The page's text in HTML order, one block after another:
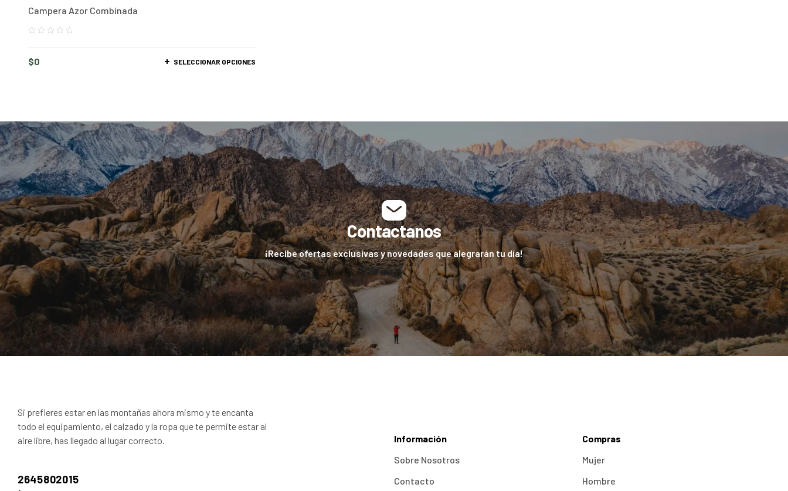
Campera Azor Combinada
$0 SELECCIONAR OPCIONES
Contactanos
¡Recibe ofertas exclusivas y novedades que alegrarán tu día!
Si prefieres estar en las montañas ahora mismo y te encanta
todo el equipamiento, el calzado y la ropa que te permite estar al
aire libre, has llegado al lugar correcto.
2645802015
Información
Sobre Nosotros
Contacto
Compras
Mujer
Hombre